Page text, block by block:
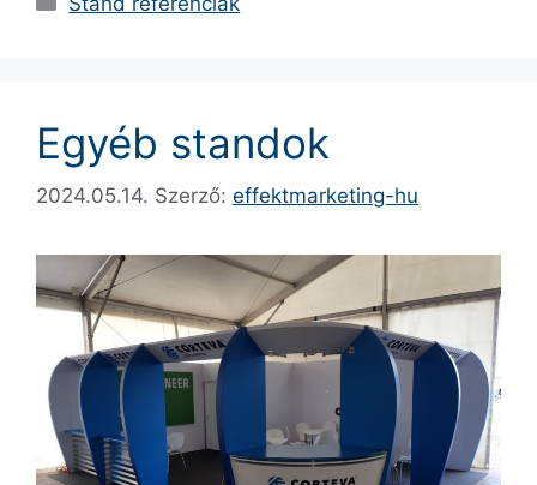
Egyéb standok
2024.05.14. Szerző: effektmarketing-hu